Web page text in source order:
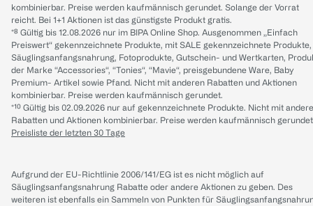
kombinierbar. Preise werden kaufmännisch gerundet. Solange der Vorrat
reicht. Bei 1+1 Aktionen ist das günstigste Produkt gratis.
*⁸ Gültig bis 12.08.2026 nur im BIPA Online Shop. Ausgenommen „Einfach
Preiswert“ gekennzeichnete Produkte, mit SALE gekennzeichnete Produkte,
Säuglingsanfangsnahrung, Fotoprodukte, Gutschein- und Wertkarten,
der Marke “Accessories“, “Tonies“, “Mavie“, preisgebundene Ware, Baby
Premium- Artikel sowie Pfand. Nicht mit anderen Rabatten und Aktionen
kombinierbar. Preise werden kaufmännisch gerundet.
*¹⁰ Gültig bis 02.09.2026 nur auf gekennzeichnete Produkte. Nicht mit
Rabatten und Aktionen kombinierbar. Preise werden kaufmännisch
Preisliste der letzten 30 Tage
Aufgrund der EU-Richtlinie 2006/141/EG ist es nicht möglich auf
Säuglingsanfangsnahrung Rabatte oder andere Aktionen zu geben. Des
weiteren ist ebenfalls ein Sammeln von Punkten für